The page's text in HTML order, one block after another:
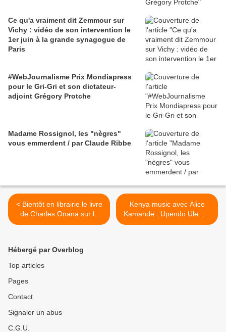
Ce qu'a vraiment dit Zemmour sur
Vichy : vidéo de son intervention le
1er juin à la grande synagogue de
Paris
#WebJournalisme Prix Mondiapress
pour le Gri-Gri et son dictateur-
adjoint Grégory Protche
Madame Rossignol, les "nègres"
vous emmerdent / par Claude Ribbe
< Bientôt en librairie le livre
de Charles Onana sur le
coup d'État de la France en
Kenya music avec Alice
Kamande : Upendo Ule Ule
>
Hébergé par Overblog
Top articles
Pages
Contact
Signaler un abus
C.G.U.